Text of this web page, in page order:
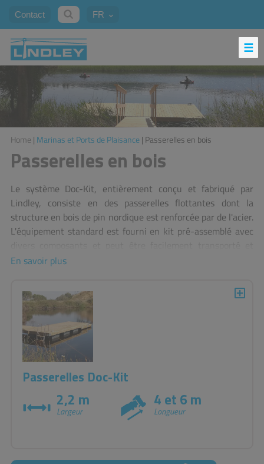
Contact FR
Home | Marinas et Ports de Plaisance| Passerelles en bois
Passerelles en bois
Le système Doc-Kit, entièrement conçu et fabriqué par
Lindley, consiste en des passerelles flottantes dont la
structure en bois de pin nordique est renforcée par de l'acier.
L'équipement standard est fourni en kit pré-assemblé avec
installé par l'utilisateur final. Il est conçu pour des endroits
Construites entièrement en bois imprégné, ces passerelles
s'intègrent parfaitement à leur environnement.
En savoir plus
Passerelles Doc-Kit
2,2 m
Largeur
4 et 6 m
Longueur